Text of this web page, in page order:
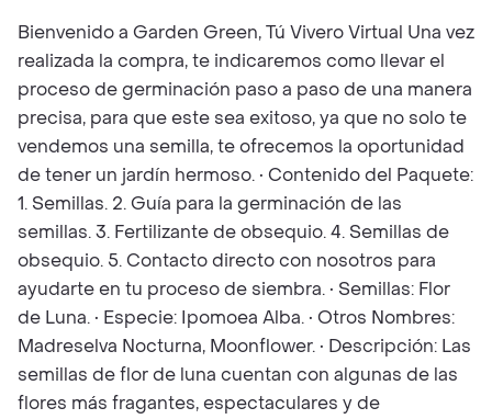
Bienvenido a Garden Green, Tú Vivero Virtual Una vez
realizada la compra, te indicaremos como llevar el
proceso de germinación paso a paso de una manera
precisa, para que este sea exitoso, ya que no solo te
vendemos una semilla, te ofrecemos la oportunidad
de tener un jardín hermoso. • Contenido del Paquete:
1. Semillas. 2. Guía para la germinación de las
semillas. 3. Fertilizante de obsequio. 4. Semillas de
obsequio. 5. Contacto directo con nosotros para
ayudarte en tu proceso de siembra. • Semillas: Flor
de Luna. • Especie: Ipomoea Alba. • Otros Nombres:
Madreselva Nocturna, Moonflower. • Descripción: Las
semillas de flor de luna cuentan con algunas de las
flores más fragantes, espectaculares y de